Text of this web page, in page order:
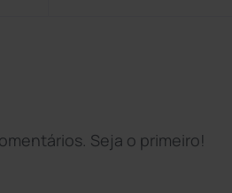
Seja o primeiro!